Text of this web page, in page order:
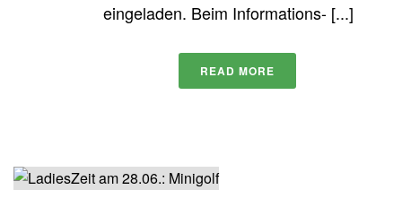
eingeladen. Beim Informations- [...]
READ MORE